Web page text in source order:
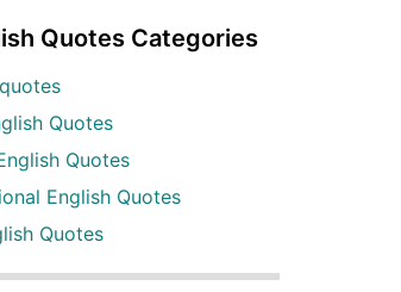
Quotes Categories
Quotes
Quotes
English Quotes
Quotes